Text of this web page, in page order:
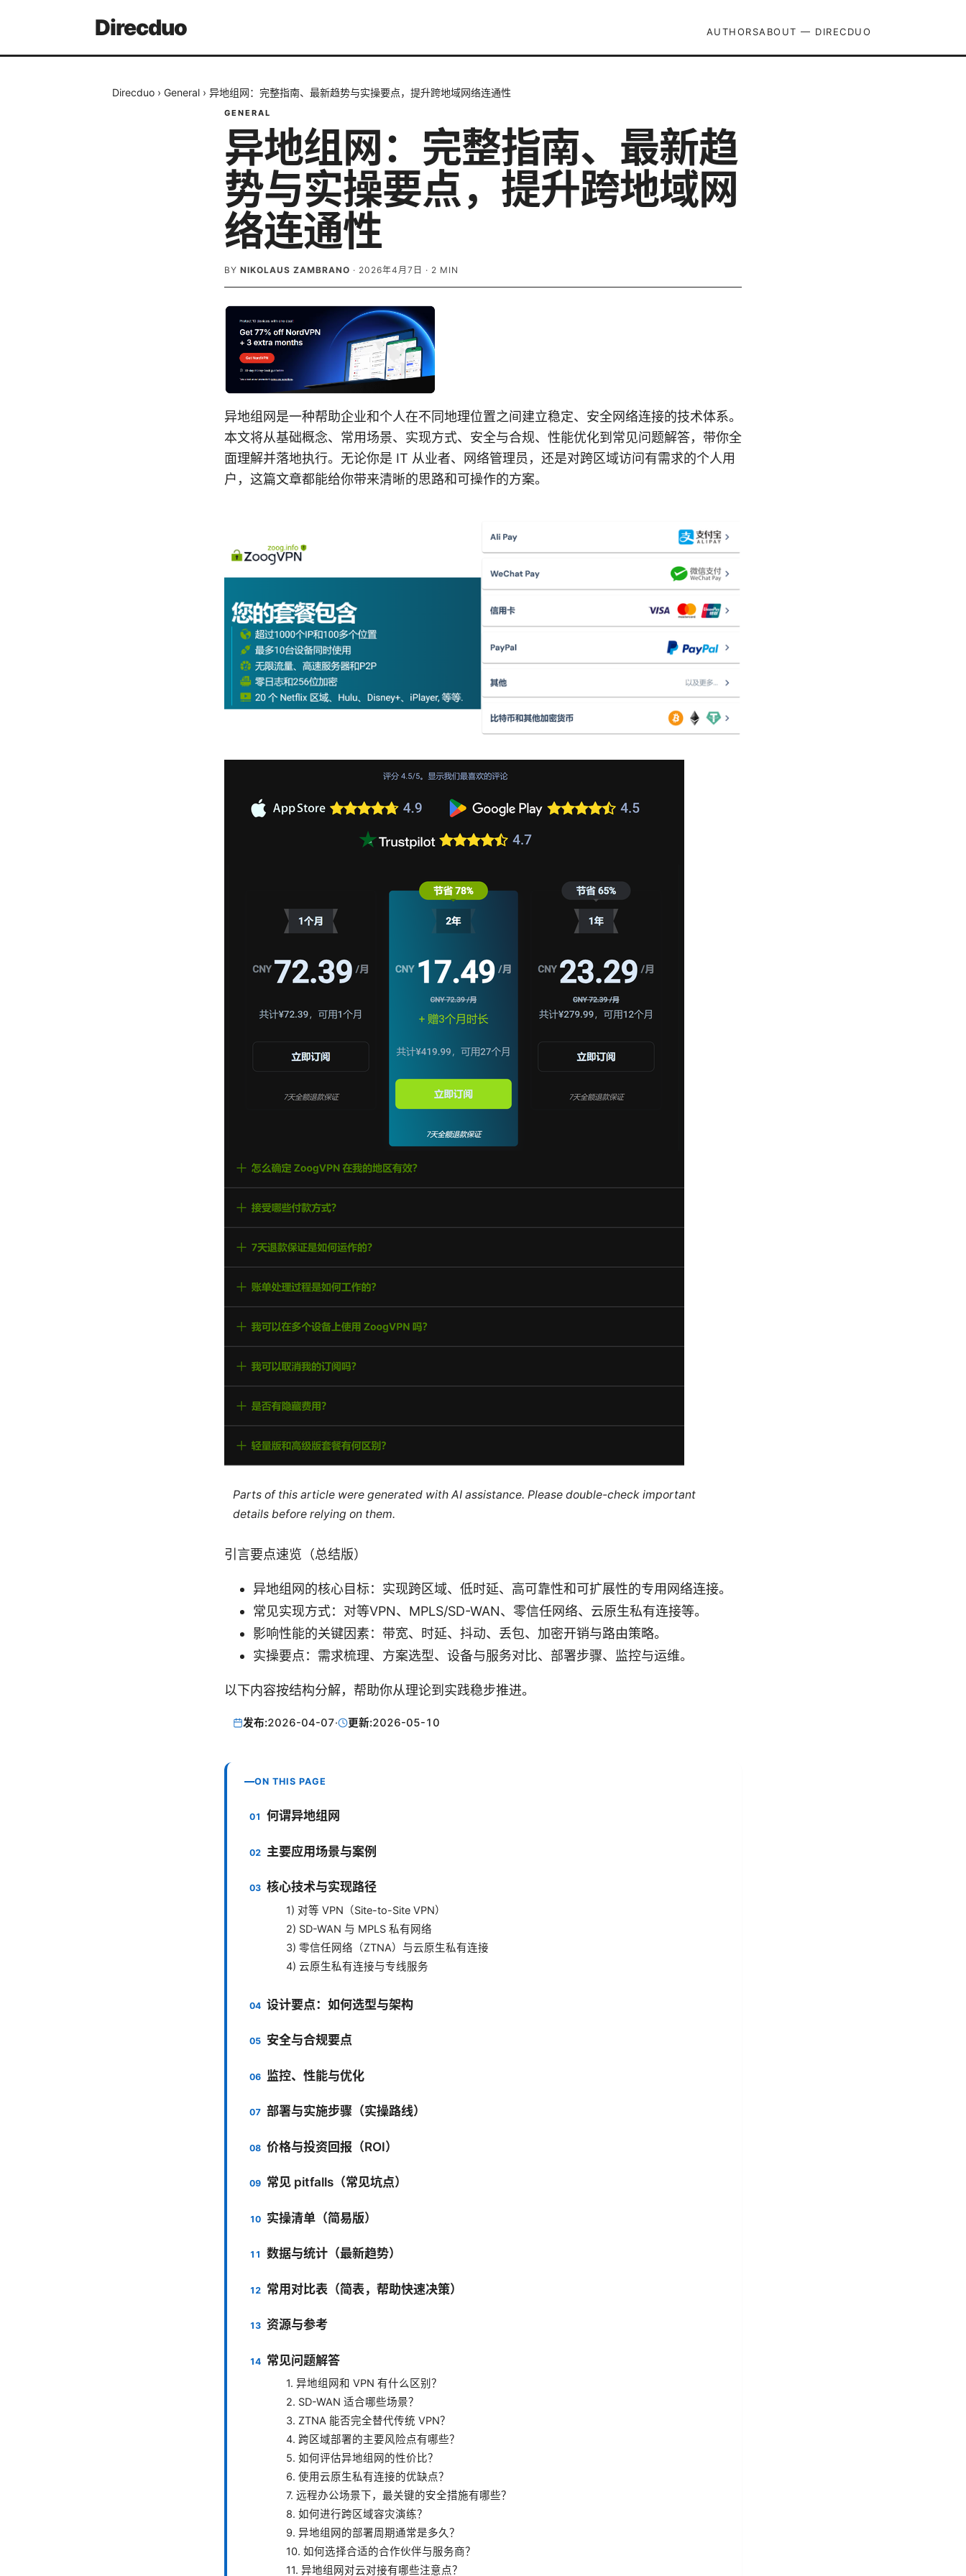
Direcduo AUTHORSABOUT — DIRECDUO
Direcduo › General › 异地组网：完整指南、最新趋势与实操要点，提升跨地域网络连通性
GENERAL
异地组网：完整指南、最新趋
势与实操要点，提升跨地域网
络连通性
BY NIKOLAUS ZAMBRANO · 2026年4月7日 · 2 MIN
异地组网是一种帮助企业和个人在不同地理位置之间建立稳定、安全网络连接的技术体系。
本文将从基础概念、常用场景、实现方式、安全与合规、性能优化到常见问题解答，带你全
面理解并落地执行。无论你是 IT 从业者、网络管理员，还是对跨区域访问有需求的个人用
户，这篇文章都能给你带来清晰的思路和可操作的方案。
Parts of this article were generated with AI assistance. Please double-check important
details before relying on them.
引言要点速览（总结版）
异地组网的核心目标：实现跨区域、低时延、高可靠性和可扩展性的专用网络连接。
常见实现方式：对等VPN、MPLS/SD-WAN、零信任网络、云原生私有连接等。
影响性能的关键因素：带宽、时延、抖动、丢包、加密开销与路由策略。
实操要点：需求梳理、方案选型、设备与服务对比、部署步骤、监控与运维。
以下内容按结构分解，帮助你从理论到实践稳步推进。
发布:2026-04-07· 更新:2026-05-10
ON THIS PAGE
何谓异地组网
主要应用场景与案例
核心技术与实现路径
1) 对等 VPN（Site-to-Site VPN）
2) SD-WAN 与 MPLS 私有网络
3) 零信任网络（ZTNA）与云原生私有连接
4) 云原生私有连接与专线服务
设计要点：如何选型与架构
安全与合规要点
监控、性能与优化
部署与实施步骤（实操路线）
价格与投资回报（ROI）
常见 pitfalls（常见坑点）
实操清单（简易版）
数据与统计（最新趋势）
常用对比表（简表，帮助快速决策）
资源与参考
常见问题解答
1. 异地组网和 VPN 有什么区别？
2. SD-WAN 适合哪些场景？
3. ZTNA 能否完全替代传统 VPN？
4. 跨区域部署的主要风险点有哪些？
5. 如何评估异地组网的性价比？
6. 使用云原生私有连接的优缺点？
7. 远程办公场景下，最关键的安全措施有哪些？
8. 如何进行跨区域容灾演练？
9. 异地组网的部署周期通常是多久？
10. 如何选择合适的合作伙伴与服务商？
11. 异地组网对云对接有哪些注意点？